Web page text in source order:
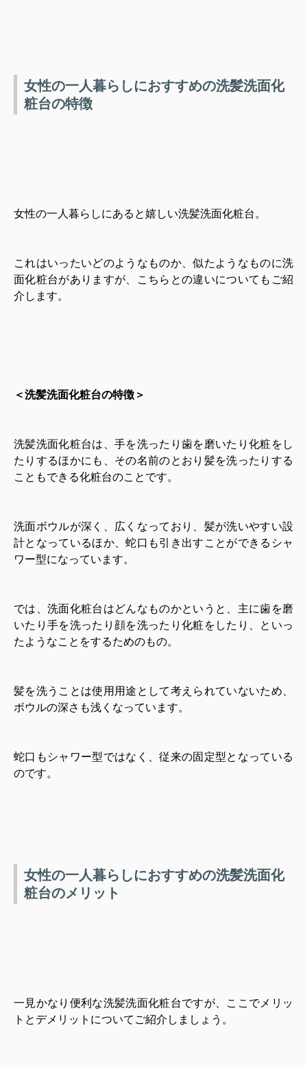
女性の一人暮らしにおすすめの洗髪洗面化
粧台の特徴
女性の一人暮らしにあると嬉しい洗髪洗面化粧台。
これはいったいどのようなものか、似たようなものに洗
面化粧台がありますが、こちらとの違いについてもご紹
介します。
＜洗髪洗面化粧台の特徴＞
洗髪洗面化粧台は、手を洗ったり歯を磨いたり化粧をし
たりするほかにも、その名前のとおり髪を洗ったりする
こともできる化粧台のことです。
洗面ボウルが深く、広くなっており、髪が洗いやすい設
計となっているほか、蛇口も引き出すことができるシャ
ワー型になっています。
では、洗面化粧台はどんなものかというと、主に歯を磨
いたり手を洗ったり顔を洗ったり化粧をしたり、といっ
たようなことをするためのもの。
髪を洗うことは使用用途として考えられていないため、
ボウルの深さも浅くなっています。
蛇口もシャワー型ではなく、従来の固定型となっている
のです。
女性の一人暮らしにおすすめの洗髪洗面化
粧台のメリット
一見かなり便利な洗髪洗面化粧台ですが、ここでメリッ
トとデメリットについてご紹介しましょう。